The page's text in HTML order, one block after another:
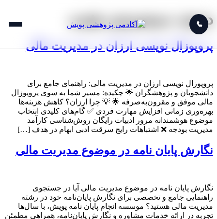
📞
دسته: دسته‌بندی نشده
پروپوزال نویسی ارزان در مدیریت مالی
پروپوزال نویسی ارزان در مدیریت مالی: راهنمای جامع برای
دانشجویان و پژوهشگران 🌟 چکیده: مسیر شما به سوی پروپوزال
مالی موفق و مقرون‌به‌صرفه 🌟 💡 چرا ارزان؟ کاهش هزینه‌ها
بهره‌وری زمانی افزایش مهارت فردی ✅ گام‌های کلیدی انتخاب
موضوع هوشمندانه مرور ادبیات رایگان روش‌شناسی کارآمد
مدیریت بودجه ❌ اشتباهات رایج سرقت ادبی ابهام در هدف […]
نگارش پایان نامه در موضوع مدیریت مالی
نگارش پایان نامه در موضوع مدیریت مالی آیا در جستجوی
راهنمایی جامع و تخصصی برای نگارش پایان‌نامه خود در رشته
مدیریت مالی هستید؟ موسسه انجام پایان نامه پویش، با سال‌ها
تجربه در ارائه خدمات مشاوره و نگارش پایان‌نامه، همراهی مطمئن